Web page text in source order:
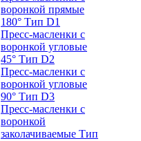
воронкой прямые
180° Тип D1
Пресс-масленки с
воронкой угловые
45° Тип D2
Пресс-масленки с
воронкой угловые
90° Тип D3
Пресс-масленки с
воронкой
заколачиваемые Тип